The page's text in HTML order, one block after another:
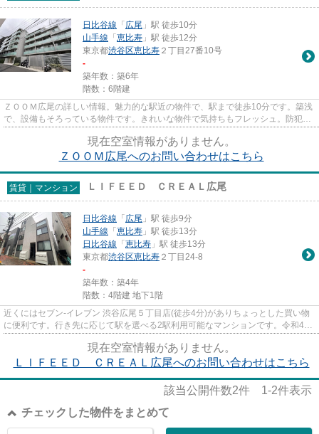
日比谷線 「 広尾 」駅 徒歩10分
山手線 「 恵比寿 」駅 徒歩12分
東京都渋谷区恵比寿 ２丁目27番10号
-
築年数：築6年
階数：6階建
ＺＯＯＭ広尾の詳しい情報。魅力的な駅近の物件で、駅まで徒歩10分です。築浅
で、設備もそろっている物件です。きれいな物件で気持ちもフレッシュ。防犯対
現在空室情報がありません。
ＺＯＯＭ広尾へのお問い合わせはこちら
賃貸｜マンション ＬＩＦＥＥＤ ＣＲＥＡＬ広尾
日比谷線 「 広尾 」駅 徒歩9分
山手線 「 恵比寿 」駅 徒歩13分
日比谷線 「 恵比寿 」駅 徒歩13分
東京都渋谷区恵比寿 ２丁目24-8
-
築年数：築4年
階数：4階建 地下1階
近くにはセブン-イレブン 渋谷広尾５丁目店(徒歩4分)がありちょっとした買い物
に便利です。行き先に応じて駅を選べる2駅利用可能なマンションです。令和4年
現在空室情報がありません。
ＬＩＦＥＥＤ ＣＲＥＡＬ広尾へのお問い合わせはこちら
該当公開件数2件 1-2件表示
チェックした物件をまとめて